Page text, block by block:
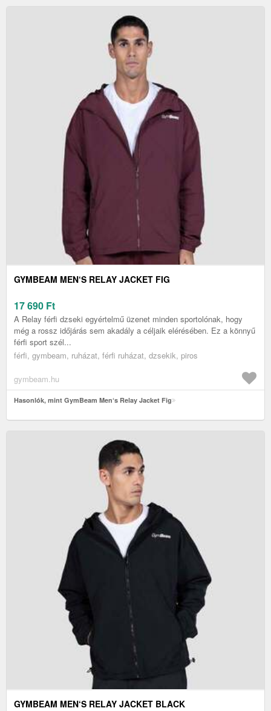
GYMBEAM MEN‘S RELAY JACKET FIG
17 690 Ft
A Relay férfi dzseki egyértelmű üzenet minden sportolónak, hogy
még a rossz időjárás sem akadály a céljaik elérésében. Ez a könnyű
férfi sport szél...
férfi, gymbeam, ruházat, férfi ruházat, dzsekik, piros
gymbeam.hu
Hasonlók, mint GymBeam Men‘s Relay Jacket Fig
GYMBEAM MEN‘S RELAY JACKET BLACK